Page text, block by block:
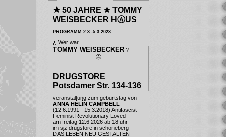
★ 50 JAHRE ★ TOMMY
WEISBECKER HⒶUS
PROGRAMM 2.3.-5.3.2023
¿ Wer war
TOMMY WEISBECKER ?
Ⓐ
DRUGSTORE
Potsdamer Str. 134-136
veranstaltung zum geburtstag von
ANNA HÊLÎN CAMPBELL
(12.6.1991 - 15.3.2018) Antifascist
Feminist Revolutionary Loved
am freitag 12.6.2026 ab 18 uhr
imsjz drugstore in schöneberg
DAS LEBEN NEU GESTALTEN -